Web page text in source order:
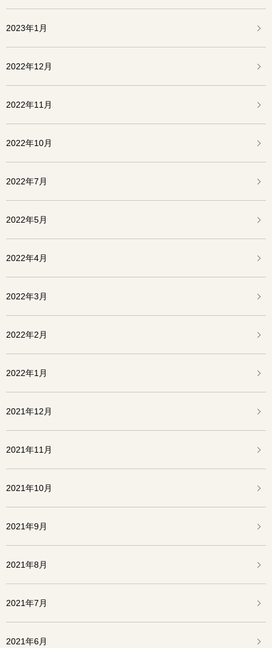
2023年1月
2022年12月
2022年11月
2022年10月
2022年7月
2022年5月
2022年4月
2022年3月
2022年2月
2022年1月
2021年12月
2021年11月
2021年10月
2021年9月
2021年8月
2021年7月
2021年6月